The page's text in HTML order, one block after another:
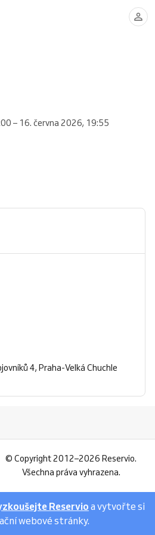
– 16. června 2026, 19:55
4, Praha-Velká Chuchle
© Copyright 2012–2026 Reservio.
Všechna práva vyhrazena.
Reservioa vytvořte si
webové stránky.